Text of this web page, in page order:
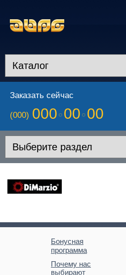
Заказать сейчас
(000) 000 00 00
Бонусная
программа
Почему нас
выбирают